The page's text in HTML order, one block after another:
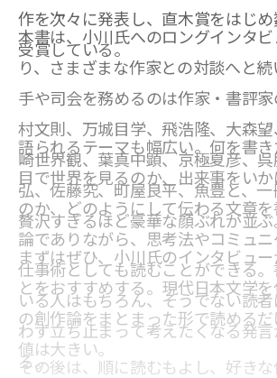
作を次々に発表し、直木賞をはじ
受賞している。
本書は、小川氏へのロングインタビ
り、さまざまな作家との対談へと
手や司会を務めるのは作家・書評家
村文則、万城目学、飛浩隆、大森
崎世界観、葉真中顕、京極夏彦、
弘、佐藤究、町屋良平、魚豊と、
贅沢すぎるほど豪華な顔ぶれが並ぶ
語られるテーマも幅広い。何を書
目で世界を見るのか、出来事をい
のか、どのようにして伝わる文章を
論でありながら、思考法やコミュニ
仕事術としても読むことができる
いる人はもちろん、そうでない読
わず立ち止まって考えたくなる発
る。
まずはぜひ、小川氏のインタビュ
とをおすすめする。現代日本文学
の創作論をまとまった形で読めるだ
値は大きい。
その後は、順に読むもよし、好き